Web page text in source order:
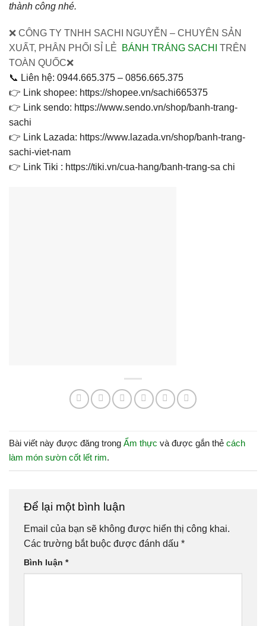
thành công nhé.
❌ CÔNG TY TNHH SACHI NGUYỄN – CHUYÊN SẢN
XUẤT, PHÂN PHỐI SỈ LẺ
BÁNH TRÁNG SACHI
TRÊN
TOÀN QUỐC❌
📞 Liên hệ: 0944.665.375 – 0856.665.375
👉 Link shopee: https://shopee.vn/sachi665375
👉 Link sendo: https://www.sendo.vn/shop/banh-trang-
sachi
👉 Link Lazada: https://www.lazada.vn/shop/banh-trang-
sachi-viet-nam
👉 Link Tiki : https://tiki.vn/cua-hang/banh-trang-sa chi
Bài viết này được đăng trong Ẩm thực và được gắn thẻ cách
làm món sườn cốt lết rim.
Để lại một bình luận
Email của bạn sẽ không được hiển thị công khai.
Các trường bắt buộc được đánh dấu *
Bình luận *